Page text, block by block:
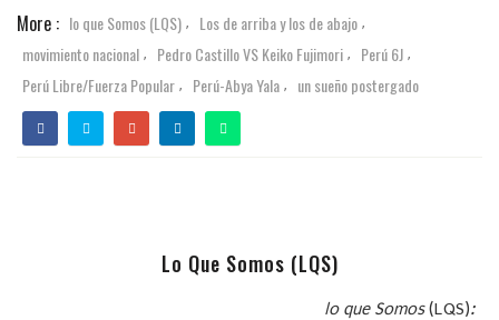
More : lo que Somos (LQS) , Los de arriba y los de abajo ,
movimiento nacional , Pedro Castillo VS Keiko Fujimori , Perú 6J ,
Perú Libre/Fuerza Popular , Perú-Abya Yala , un sueño postergado
Lo Que Somos (LQS)
lo que Somos(LQS):